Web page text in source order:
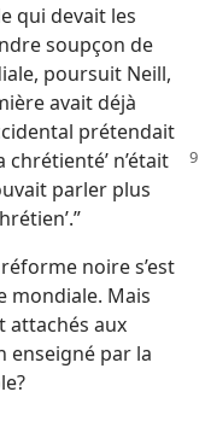
qui devait les
soupçon de
poursuit Neill,
avait déjà
prétendait
chrétienté’ n’était
parler plus
noire s’est
mondiale. Mais
attachés aux
enseigné par la